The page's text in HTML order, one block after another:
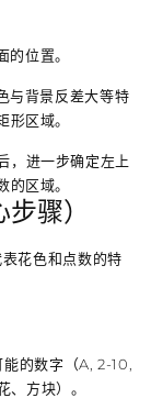
的位置。
与背景反差大等特
形区域。
，进一步确定左上
区域。
骤）
花色和点数的特
的数字（A, 2-10,
方块）。